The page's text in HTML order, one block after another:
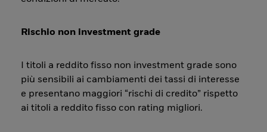
Rischio non investment grade
I titoli a reddito fisso non investment grade sono
più sensibili ai cambiamenti dei tassi di interesse
e presentano maggiori “rischi di credito” rispetto
ai titoli a reddito fisso con rating migliori.